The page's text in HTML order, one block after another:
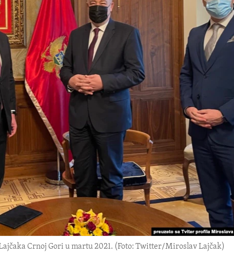
Crnoj Gori u martu 2021. (Foto: Twitter/Miroslav Lajčak)